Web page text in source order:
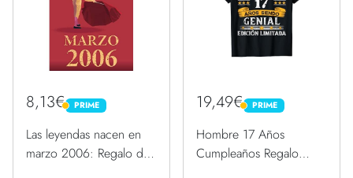
8,13€ PRIME
PRIME
Las leyendas nacen en
marzo 2006: Regalo de
19,49€ PRIME
PRIME
Hombre 17 Años
Cumpleaños Regalo